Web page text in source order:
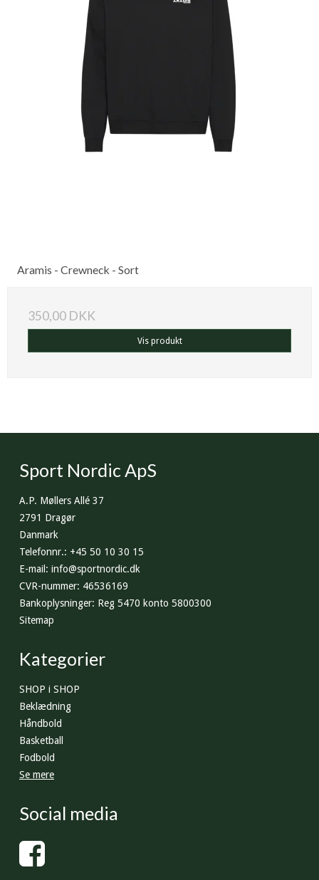
Aramis - Crewneck - Sort
350,00 DKK
Vis produkt
Sport Nordic ApS
A.P. Møllers Allé 37
2791 Dragør
Danmark
Telefonnr.: +45 50 10 30 15
E-mail : info@sportnordic.dk
CVR-nummer: 46536169
Bankoplysninger: Reg 5470 konto 5800300
Sitemap
Kategorier
SHOP i SHOP
Beklædning
Håndbold
Basketball
Fodbold
Se mere
Social media